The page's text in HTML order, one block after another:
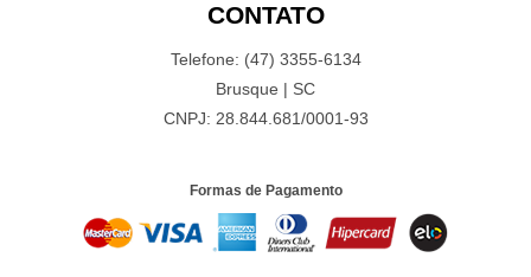
CONTATO
Telefone: (47) 3355-6134
Brusque | SC
CNPJ: 28.844.681/0001-93
Formas de Pagamento